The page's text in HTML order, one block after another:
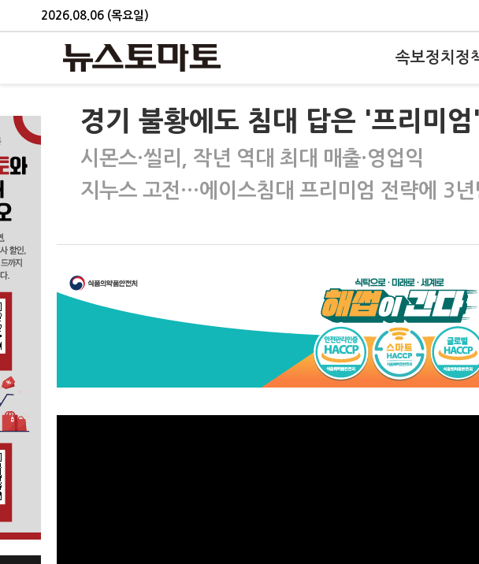
2026.08.06 (목요일)
속보정치 정
경기 불황에도 침대 답은 '프리미엄'
시몬스·씰리, 작년 역대 최대 매출·영업익
지누스 고전…에이스침대 프리미엄 전략에 3년